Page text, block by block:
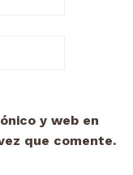
y web en
que comente.